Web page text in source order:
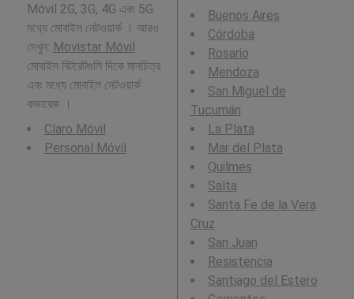
Móvil 2G, 3G, 4G এবং 5G
মধ্যে মোবাইল নেটওয়ার্ক । আরও
দেখুন: Movistar Móvil
মোবাইল বিটরেটগুলি দিকে মানচিত্র
এবং মধ্যে মোবাইল নেটওয়ার্ক
কভারেজ ।
Claro Móvil
Personal Móvil
Buenos Aires
Córdoba
Rosario
Mendoza
San Miguel de
Tucumán
La Plata
Mar del Plata
Quilmes
Salta
Santa Fe de la Vera
Cruz
San Juan
Resistencia
Santiago del Estero